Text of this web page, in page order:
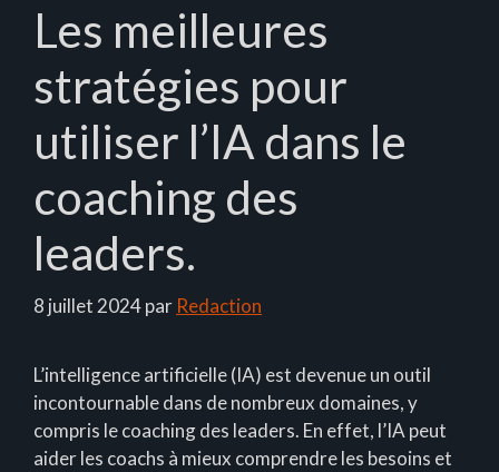
Les meilleures
stratégies pour
utiliser l’IA dans le
coaching des
leaders.
8 juillet 2024par Redaction
L’intelligence artificielle (IA) est devenue un outil
incontournable dans de nombreux domaines, y
compris le coaching des leaders. En effet, l’IA peut
aider les coachs à mieux comprendre les besoins et